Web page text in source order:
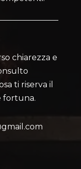
chiarezza e
ti riserva il
fortuna.